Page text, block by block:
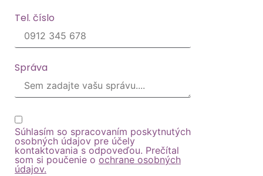
Tel. číslo
Správa
Súhlasím so spracovaním poskytnutých
osobných údajov pre účely
kontaktovania s odpoveďou. Prečítal
som si poučenie o ochrane osobných
údajov.